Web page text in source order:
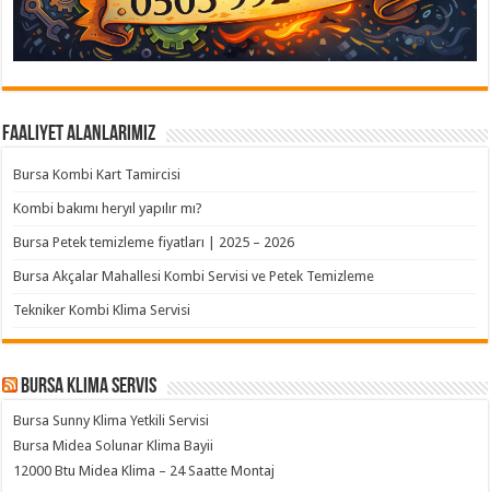
Faaliyet Alanlarımız
Bursa Kombi Kart Tamircisi
Kombi bakımı heryıl yapılır mı?
Bursa Petek temizleme fiyatları | 2025 – 2026
Bursa Akçalar Mahallesi Kombi Servisi ve Petek Temizleme
Tekniker Kombi Klima Servisi
Bursa klima servis
Bursa Sunny Klima Yetkili Servisi
Bursa Midea Solunar Klima Bayii
12000 Btu Midea Klima – 24 Saatte Montaj